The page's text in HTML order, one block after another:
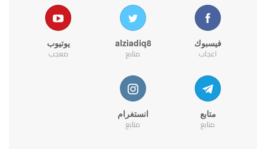
فيسبوك
اعجاب
alziadiq8
متابع
يوتيوب
معجب
متابع
متابع
انستغرام
متابع